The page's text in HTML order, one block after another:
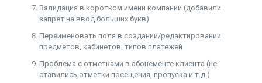
Валидация в коротком имени компании (добавили
запрет на ввод больших букв)
Переименовать поля в создании/редактировании
предметов, кабинетов, типов платежей
Проблема с отметками в абонементе клиента (не
ставились отметки посещения, пропуска и т.д.)